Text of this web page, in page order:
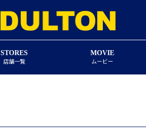
STORES
店舗一覧
MOVIE
ムービー